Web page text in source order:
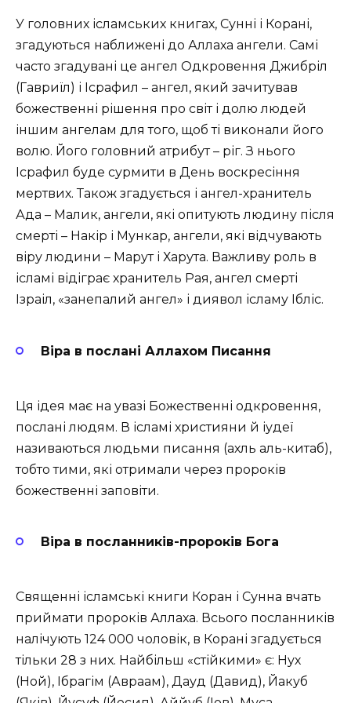
У головних ісламських книгах, Сунні і Корані,
згадуються наближені до Аллаха ангели. Самі
часто згадувані це ангел Одкровення Джибріл
(Гавриїл) і Ісрафил – ангел, який зачитував
божественні рішення про світ і долю людей
іншим ангелам для того, щоб ті виконали його
волю. Його головний атрибут – ріг. З нього
Ісрафил буде сурмити в День воскресіння
мертвих. Також згадується і ангел-хранитель
Ада – Малик, ангели, які опитують людину після
смерті – Накір і Мункар, ангели, які відчувають
віру людини – Марут і Харута. Важливу роль в
ісламі відіграє хранитель Рая, ангел смерті
Ізраіл, «занепалий ангел» і диявол ісламу Ібліс.
Віра в послані Аллахом Писання
Ця ідея має на увазі Божественні одкровення,
послані людям. В ісламі християни й іудеї
називаються людьми писання (ахль аль-китаб),
тобто тими, які отримали через пророків
божественні заповіти.
Віра в посланників-пророків Бога
Священні ісламські книги Коран і Сунна вчать
приймати пророків Аллаха. Всього посланників
налічують 124 000 чоловік, в Корані згадується
тільки 28 з них. Найбільш «стійкими» є: Нух
(Ной), Ібрагім (Авраам), Дауд (Давид), Йакуб